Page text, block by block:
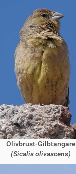
Olivbrust-Gilbtangare
(Sicalis olivascens)